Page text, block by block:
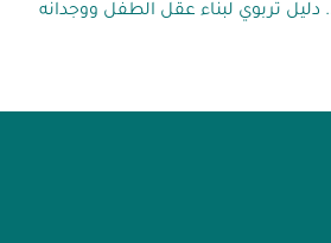
دليل تربوي لبناء عقل الطفل ووجدانه